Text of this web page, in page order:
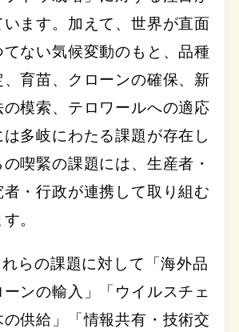
ます。加えて、世界が直面
てない気候変動のもと、品種
育苗、クローンの確保、新
模索、テロワールへの適応
多岐にわたる課題が存在し
喫緊の課題には、生産者・
・行政が連携して取り組む
。
らの課題に対して「海外品
ンの輸入」「ウイルスチェ
の供給」「情報共有・技術交